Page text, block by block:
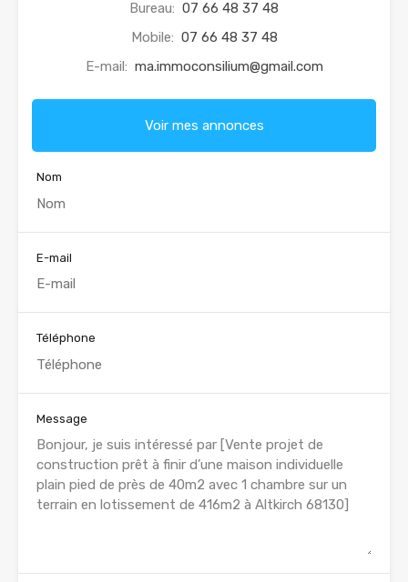
Bureau: 07 66 48 37 48
Mobile: 07 66 48 37 48
E-mail: ma.immoconsilium@gmail.com
Voir mes annonces
Nom
E-mail
Téléphone
Message